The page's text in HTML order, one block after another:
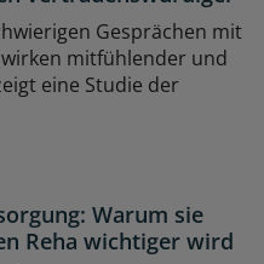
Gesprächen mit
mitfühlender und
eine Studie der
Warum sie
Reha wichtiger wird